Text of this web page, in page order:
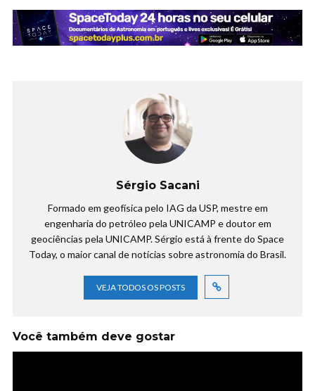
Sérgio Sacani
Formado em geofísica pelo IAG da USP, mestre em
engenharia do petróleo pela UNICAMP e doutor em
geociências pela UNICAMP. Sérgio está à frente do Space
Today, o maior canal de notícias sobre astronomia do Brasil.
VEJA TODOS OS POSTS
Você também deve gostar